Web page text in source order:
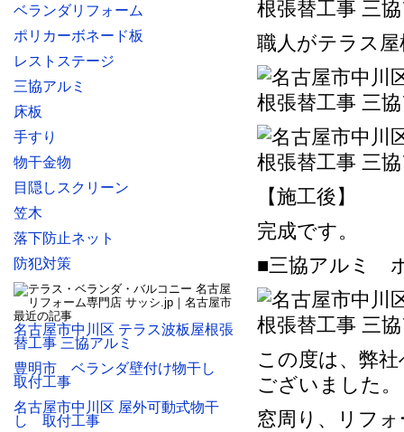
職人がテラス
【施工後】
完成です。
■三協アルミ
この度は、弊
ございました。
窓周り、リフ
ベランダリフォーム
ポリカーボネード板
レストステージ
三協アルミ
床板
手すり
物干金物
目隠しスクリーン
笠木
落下防止ネット
防犯対策
名古屋市中川区 テラス波板屋根張
替工事 三協アルミ
豊明市 ベランダ壁付け物干し
取付工事
名古屋市中川区 屋外可動式物干
し 取付工事